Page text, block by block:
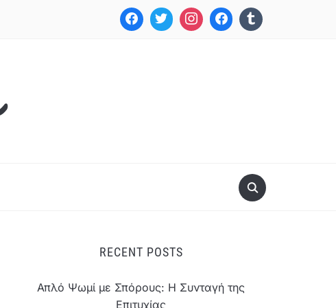
RECENT POSTS
Απλό Ψωμί με Σπόρους: Η Συνταγή της
Επιτυχίας